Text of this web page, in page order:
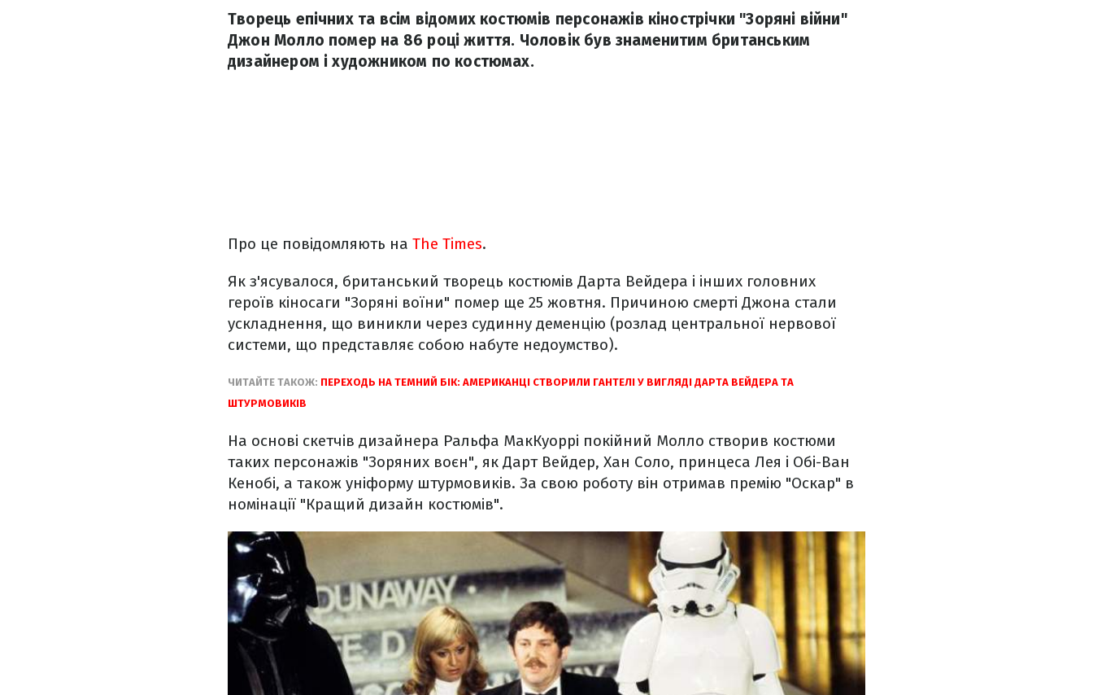
Творець епічних та всім відомих костюмів персонажів кінострічки "Зоряні війни"
Джон Молло помер на 86 році життя. Чоловік був знаменитим британським
дизайнером і художником по костюмах.
Про це повідомляють на The Times.
Як з'ясувалося, британський творець костюмів Дарта Вейдера і інших головних
героїв кіносаги "Зоряні воїни" помер ще 25 жовтня. Причиною смерті Джона стали
ускладнення, що виникли через судинну деменцію (розлад центральної нервової
системи, що представляє собою набуте недоумство).
ЧИТАЙТЕ ТАКОЖ: ПЕРЕХОДЬ НА ТЕМНИЙ БІК: АМЕРИКАНЦІ СТВОРИЛИ ГАНТЕЛІ У ВИГЛЯДІ ДАРТА ВЕЙДЕРА ТА
ШТУРМОВИКІВ
На основі скетчів дизайнера Ральфа МакКуоррі покійний Молло створив костюми
таких персонажів "Зоряних воєн", як Дарт Вейдер, Хан Соло, принцеса Лея і Обі-Ван
Кенобі, а також уніформу штурмовиків. За свою роботу він отримав премію "Оскар" в
номінації "Кращий дизайн костюмів".